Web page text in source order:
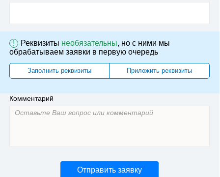
! Реквизиты необязательны, но с ними мы
обрабатываем заявки в первую очередь
Заполнить реквизиты Приложить реквизиты
Комментарий
Отправить заявку